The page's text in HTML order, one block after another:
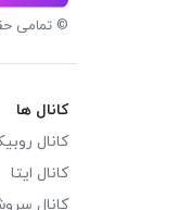
© تمامی
کانال ها
کانال
کانال ایتا
کانال